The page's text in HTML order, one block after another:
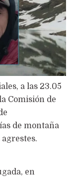
a las 23.05
Comisión de
de montaña
en